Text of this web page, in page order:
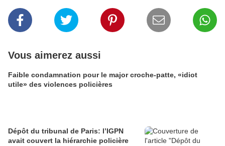
Vous aimerez aussi
Faible condamnation pour le major croche-patte, «idiot
utile» des violences policières
Dépôt du tribunal de Paris: l’IGPN
avait couvert la hiérarchie policière